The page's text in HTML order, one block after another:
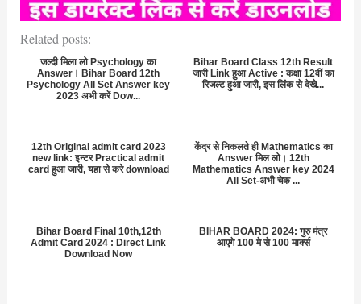
Related posts:
जल्दी मिला लो Psychology का
Answer। Bihar Board 12th
Psychology All Set Answer key
2023 अभी करें Dow...
Bihar Board Class 12th Result
जारी Link हुआ Active : कक्षा 12वीं का
रिजल्ट हुआ जारी, इस लिंक से देखे...
12th Original admit card 2023
new link: इन्टर Practical admit
card हुआ जारी, यहा से करे download
केंद्र से निकलते ही Mathematics का
Answer मिल लो। 12th
Mathematics Answer key 2024
All Set-अभी चेक ...
Bihar Board Final 10th,12th
Admit Card 2024 : Direct Link
Download Now
BIHAR BOARD 2024: गुरु मंत्र
आएगे 100 मे से 100 मार्क्स